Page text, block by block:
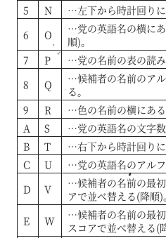
5
N
…左下から時計回りに
6
O
…党の英語名の横に
順)。
7
P
…党の名前の表の読み
8
Q
…候補者の名前のア
る。
9
R
…色の名前の横にある
A
S
…党の英語名の文字数
B
T
…右下から時計回りに
C
U
…党の英語名のアルフ
D
V
…候補者の名前の最
アで並べ替える(降順)。
E
W
…候補者の名前の最
スコアで並べ替える(